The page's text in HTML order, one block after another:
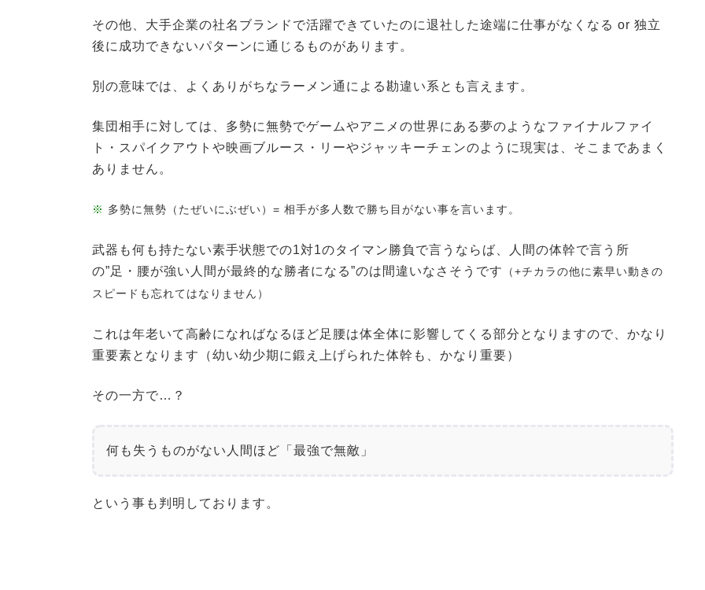
その他、大手企業の社名ブランドで活躍できていたのに退社した途端に仕事がなくなる or 独立
後に成功できないパターンに通じるものがあります。
別の意味では、よくありがちなラーメン通による勘違い系とも言えます。
集団相手に対しては、多勢に無勢でゲームやアニメの世界にある夢のようなファイナルファイ
ト・スパイクアウトや映画ブルース・リーやジャッキーチェンのように現実は、そこまであまく
ありません。
※ 多勢に無勢（たぜいにぶぜい）= 相手が多人数で勝ち目がない事を言います。
武器も何も持たない素手状態での1対1のタイマン勝負で言うならば、人間の体幹で言う所
の”足・腰が強い人間が最終的な勝者になる”のは間違いなさそうです
（+チカラの他に素早い動きの
スピードも忘れてはなりません）
これは年老いて高齢になればなるほど足腰は体全体に影響してくる部分となりますので、かなり
重要素となります（幼い幼少期に鍛え上げられた体幹も、かなり重要）
その一方で…？
何も失うものがない人間ほど 「最強で無敵」
という事も判明しております。